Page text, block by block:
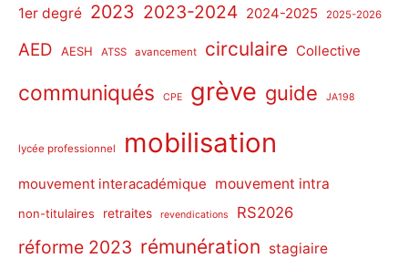
1er degré 2023 2023-2024 2024-2025 2025-2026
AED AESH ATSS avancement circulaire Collective
communiqués CPE grève guide JA198
lycée professionnel mobilisation
mouvement interacadémique mouvement intra
non-titulaires retraites revendications RS2026
réforme 2023 rémunération stagiaire